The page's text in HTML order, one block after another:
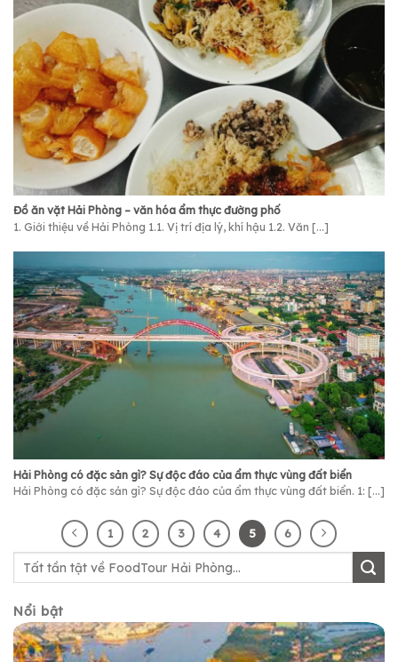
Đồ ăn vặt Hải Phòng – văn hóa ẩm thực đường phố
1. Giới thiệu về Hải Phòng 1.1. Vị trí địa lý, khí hậu 1.2. Văn [...]
Hải Phòng có đặc sản gì? Sự độc đáo của ẩm thực vùng đất biển
Hải Phòng có đặc sản gì? Sự độc đáo của ẩm thực vùng đất biển. 1: [...]
1 2 3 4 5 6
Nổi bật